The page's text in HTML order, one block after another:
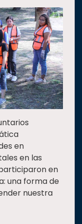
en
en las
en
una forma de
nuestra